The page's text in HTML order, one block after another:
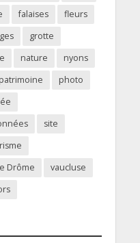
falaises
fleurs
grotte
nature
nyons
patrimoine
photo
site
Drôme
vaucluse